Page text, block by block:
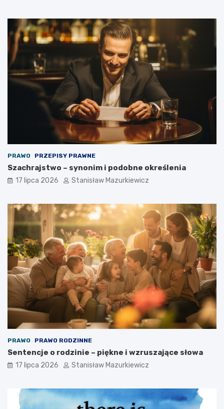
PRAWO PRZEPISY PRAWNE
Szachrajstwo – synonim i podobne określenia
17 lipca 2026 Stanisław Mazurkiewicz
PRAWO PRAWO RODZINNE
Sentencje o rodzinie – piękne i wzruszające słowa
17 lipca 2026 Stanisław Mazurkiewicz